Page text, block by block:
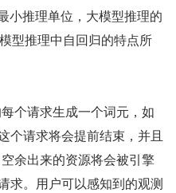
小推理单位，大模型推理的
型推理中自回归的特点所
个请求生成一个词元，如
个请求将会提前结束，并且
余出来的资源将会被引擎
求。用户可以感知到的观测